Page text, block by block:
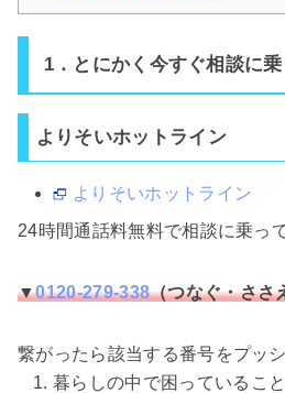
1．とにかく今すぐ相談に
よりそいホットライン
よりそいホットライン
24時間通話料無料で相談に乗っ
▼0120-279-338（つなぐ・ささ
繋がったら該当する番号をプッシ
暮らしの中で困っているこ